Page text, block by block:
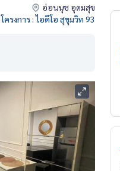
อ่อนนุช อุดมสุข
โครงการ : ไอดีโอ สุขุมวิท 93